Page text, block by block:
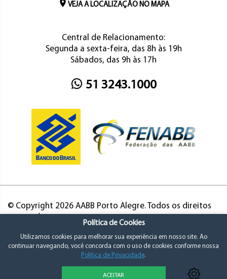
VEJA A LOCALIZAÇÃO NO MAPA
Central de Relacionamento:
Segunda a sexta-feira, das 8h às 19h
Sábados, das 9h às 17h
51 3243.1000
© Copyright 2026 AABB Porto Alegre. Todos os direitos
Política de Cookies
Utilizamos cookies para melhorar sua experiência em nosso site. Ao
continuar navegando, você concorda com o uso de cookies conforme nossa
Política de Privacidade.
ACEITAR